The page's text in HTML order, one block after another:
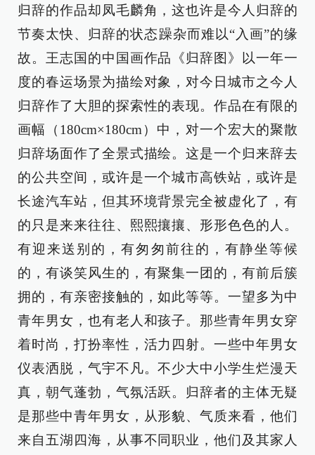
归辞的作品却凤毛麟角，这也许是今人归辞的
节奏太快、归辞的状态躁杂而难以“入画”的缘
故。王志国的中国画作品《归辞图》以一年一
度的春运场景为描绘对象，对今日城市之今人
归辞作了大胆的探索性的表现。作品在有限的
画幅（180cm×180cm）中，对一个宏大的聚散
归辞场面作了全景式描绘。这是一个归来辞去
的公共空间，或许是一个城市高铁站，或许是
长途汽车站，但其环境背景完全被虚化了，有
的只是来来往往、熙熙攘攘、形形色色的人。
有迎来送别的，有匆匆前往的，有静坐等候
的，有谈笑风生的，有聚集一团的，有前后簇
拥的，有亲密接触的，如此等等。一望多为中
青年男女，也有老人和孩子。那些青年男女穿
着时尚，打扮率性，活力四射。一些中年男女
仪表洒脱，气宇不凡。不少大中小学生烂漫天
真，朝气蓬勃，气氛活跃。归辞者的主体无疑
是那些中青年男女，从形貌、气质来看，他们
来自五湖四海，从事不同职业，他们及其家人